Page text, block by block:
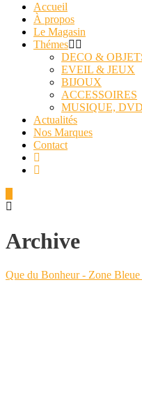
Accueil
À propos
Le Magasin
Thémes
DECO &
EVEIL & JEUX
BIJOUX
ACCESSOIRES
MUSIQUE,
Actualités
Nos Marques
Contact
Archive
Que du Bonheur - Zone